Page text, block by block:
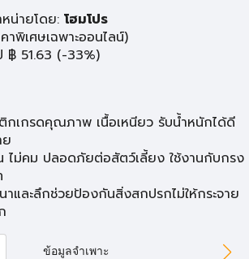
น่ายโดย: โฮมโปร
าพิเศษเฉพาะออนไลน์)
฿ 51.63 (-33%)
กเกรดคุณภาพ เนื้อเหนียว รับน้ำหนักได้ดี
ไม่คม ปลอดภัยต่อสัตว์เลี้ยง ใช้งานกับกรง
และลึกช่วยป้องกันสิ่งสกปรกไม่ให้กระจาย
ข้อมูลจำเพาะ